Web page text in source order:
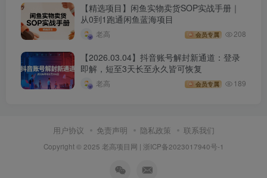
【精选项目】闲鱼实物卖货SOP实战手册｜
从0到1跑通闲鱼蓝海项目
老高 会员专属 208
【2026.03.04】抖音账号解封新通道：登录
即解，短至3天长至永久皆可恢复
老高 会员专属 189
用户协议 免责声明 隐私政策 联系我们
Copyright © 2025 老高项目网 | 浙ICP备2023017940号-1